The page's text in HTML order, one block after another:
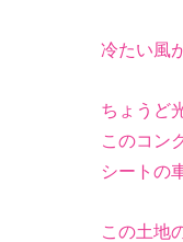
冷たい風
ちょうど
このコン
シートの
この土地